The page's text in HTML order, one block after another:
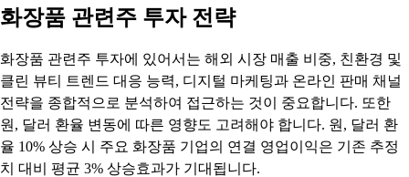
화장품 관련주 투자 전략
화장품 관련주 투자에 있어서는 해외 시장 매출 비중, 친환경 및
클린 뷰티 트렌드 대응 능력, 디지털 마케팅과 온라인 판매 채널
전략을 종합적으로 분석하여 접근하는 것이 중요합니다. 또한
원, 달러 환율 변동에 따른 영향도 고려해야 합니다. 원, 달러 환
율 10% 상승 시 주요 화장품 기업의 연결 영업이익은 기존 추정
치 대비 평균 3% 상승효과가 기대됩니다.